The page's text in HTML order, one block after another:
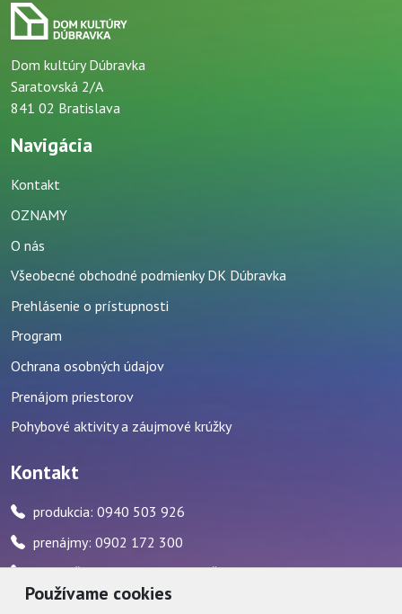
Používame cookies
Dom kultúry Dúbravka
Saratovská 2/A
841 02 Bratislava
Navigácia
Kontakt
OZNAMY
O nás
Všeobecné obchodné podmienky DK Dúbravka
Prehlásenie o prístupnosti
Program
Ochrana osobných údajov
Prenájom priestorov
Pohybové aktivity a záujmové krúžky
Kontakt
produkcia: 0940 503 926
prenájmy: 0902 172 300
pokladňa: 0917 482 595 / počas stránkových hodín
zvukár: 0911 227 437